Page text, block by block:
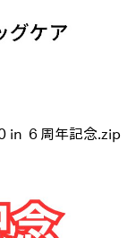
in ６周年記念.zip